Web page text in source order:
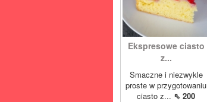
Ekspresowe ciasto
z...
Smaczne i niezwykle
proste w przygotowaniu
ciasto z... ⇖ 200